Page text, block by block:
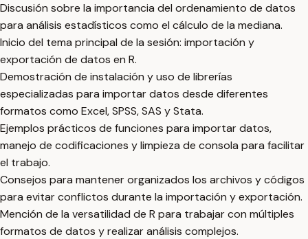
Discusión sobre la importancia del ordenamiento de datos
para análisis estadísticos como el cálculo de la mediana.
Inicio del tema principal de la sesión: importación y
exportación de datos en R.
Demostración de instalación y uso de librerías
especializadas para importar datos desde diferentes
formatos como Excel, SPSS, SAS y Stata.
Ejemplos prácticos de funciones para importar datos,
manejo de codificaciones y limpieza de consola para facilitar
el trabajo.
Consejos para mantener organizados los archivos y códigos
para evitar conflictos durante la importación y exportación.
Mención de la versatilidad de R para trabajar con múltiples
formatos de datos y realizar análisis complejos.